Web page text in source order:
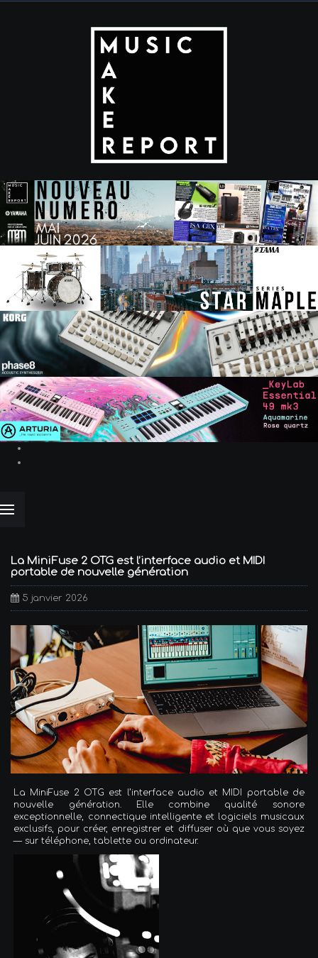
La MiniFuse 2 OTG est l’interface audio et MIDI
portable de nouvelle génération
5 janvier 2026
La MiniFuse 2 OTG est l’interface audio et MIDI portable de
nouvelle génération. Elle combine qualité sonore
exceptionnelle, connectique intelligente et logiciels musicaux
exclusifs, pour créer, enregistrer et diffuser où que vous soyez
— sur téléphone, tablette ou ordinateur.